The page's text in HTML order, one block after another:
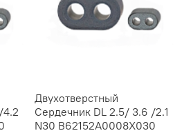
4.2
Двухотверстный
Сердечник DL 2.5/ 3.6 /2.1
N30 B62152A0008X030